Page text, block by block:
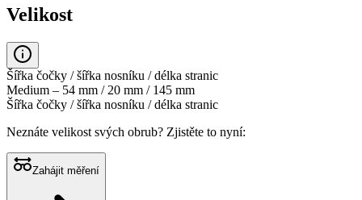
Velikost
Šířka čočky / šířka nosníku / délka stranic
Medium – 54 mm / 20 mm / 145 mm
Šířka čočky / šířka nosníku / délka stranic
Neznáte velikost svých obrub? Zjistěte to nyní:
Zahájit měření